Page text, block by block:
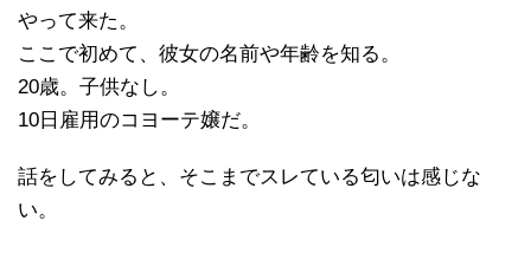
やって来た。
ここで初めて、彼女の名前や年齢を知る。
20歳。子供なし。
10日雇用のコヨーテ嬢だ。
話をしてみると、そこまでスレている匂いは感じな
い。